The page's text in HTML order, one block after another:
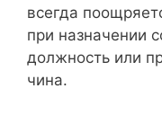
всегда
при назначении
должность или
чина.